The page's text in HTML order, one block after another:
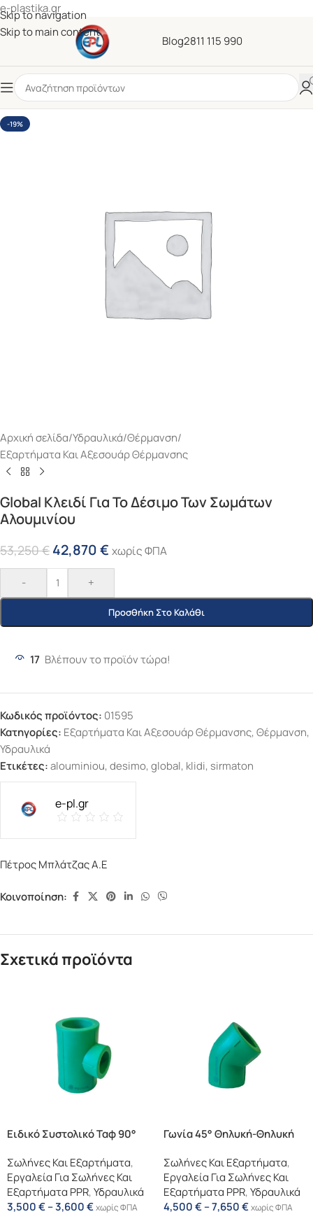
e-plastika.gr
Skip to navigation
Skip to main content
Blog2811 115 990
-19%
Αρχική σελίδα/Υδραυλικά/Θέρμανση/
Εξαρτήματα Και Αξεσουάρ Θέρμανσης
Global Κλειδί Για Το Δέσιμο Των Σωμάτων
Αλουμινίου
53,250€ 42,870€ χωρίς ΦΠΑ
- +
Προσθήκη Στο Καλάθι
17 Βλέπουν το προϊόν τώρα!
Κωδικός προϊόντος: 01595
Κατηγορίες: Εξαρτήματα Και Αξεσουάρ Θέρμανσης,Θέρμανση,
Υδραυλικά
Ετικέτες:alouminiou,desimo,global, klidi, sirmaton
e-pl.gr
Πέτρος Μπλάτζας Α.Ε
Κοινοποίηση:
Σχετικά προϊόντα
Ειδικό Συστολικό Ταφ 90°
Σωλήνες Και Εξαρτήματα,
Εργαλεία Για Σωλήνες Και
Εξαρτήματα PPR,Υδραυλικά
3,500€–3,600€χωρίς ΦΠΑ
Γωνία 45° Θηλυκή-Θηλυκή
Σωλήνες Και Εξαρτήματα,
Εργαλεία Για Σωλήνες Και
Εξαρτήματα PPR,Υδραυλικά
4,500€–7,650€χωρίς ΦΠΑ